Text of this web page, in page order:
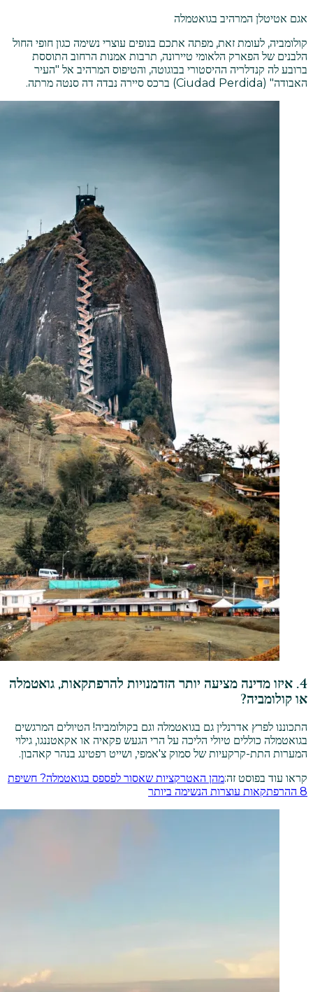
אגם אטיטלן המרהיב בגואטמלה
קולומביה, לעומת זאת, מפתה אתכם בנופים עוצרי נשימה כגון חופי החול
הלבנים של הפארק הלאומי טיירונה, תרבות אמנות הרחוב התוססת
ברובע לה קנדלריה ההיסטורי בבוגוטה, והטיפוס המרהיב אל "העיר
האבודה" (Ciudad Perdida) ברכס סיירה נבדה דה סנטה מרתה.
4. איזו מדינה מציעה יותר הזדמנויות להרפתקאות, גואטמלה
או קולומביה?
התכוננו לפרץ אדרנלין גם בגואטמלה וגם בקולומביה! הטיולים המרגשים
בגואטמלה כוללים טיולי הליכה על הרי הגעש פקאיה או אקאטננגו, גילוי
המערות התת-קרקעיות של סמוק צ'אמפי, ושייט רפטינג בנהר קאהבון.
קראו עוד בפוסט זה:מהן האטרקציות שאסור לפספס בגואטמלה? חשיפת
8 ההרפתקאות עוצרות הנשימה ביותר